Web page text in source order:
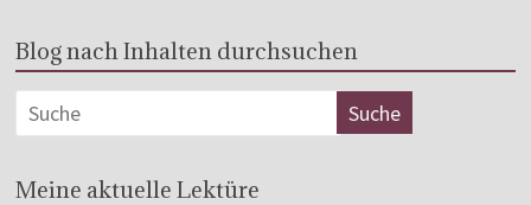
Blog nach Inhalten durchsuchen
Meine aktuelle Lektüre